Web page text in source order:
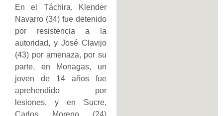
En el Táchira, Klender
Navarro (34) fue detenido
por resistencia a la
autoridad, y José Clavijo
(43) por amenaza, por su
parte, en Monagas, un
joven de 14 años fue
aprehendido por
lesiones, y en Sucre,
Carlos Moreno (24)